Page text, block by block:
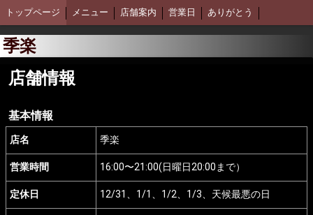
トップページ メニュー 店舗案内 営業日 ありがとう
季楽
店舗情報
基本情報
店名 季楽
営業時間 16:00〜21:00(日曜日20:00まで）
定休日 12/31、1/1、1/2、1/3、天候最悪の日